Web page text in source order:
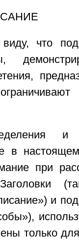
что
и
в
при
и
только